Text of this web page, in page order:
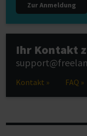
Zur Anmeldung
Ihr Kontakt
Kontakt » FAQ »